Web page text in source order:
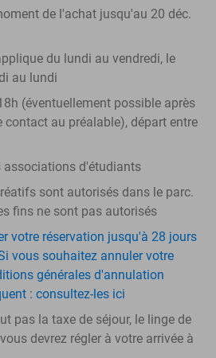
de l'achat jusqu'au 20 déc.
du lundi au vendredi, le
au lundi
(éventuellement possible après
contact au préalable), départ entre
associations d'étudiants
sont autorisés dans le parc.
fins ne sont pas autorisés
votre réservation jusqu'à 28 jours
vous souhaitez annuler votre
générales d'annulation
: consultez-les ici
pas la taxe de séjour, le linge de
devrez régler à votre arrivée à